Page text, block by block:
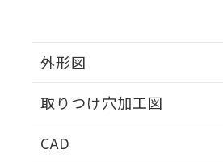
外形図
取りつけ穴加工図
CAD